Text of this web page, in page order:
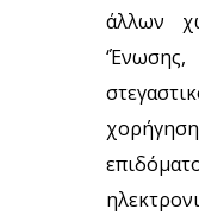
άλλων